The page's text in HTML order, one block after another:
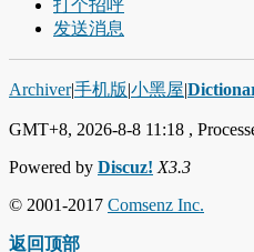
打个招呼
发送消息
Archiver|手机版|小黑屋|
GMT+8, 2026-8-8 11:18 ,
Powered by Discuz! X3.3
© 2001-2017 Comsenz Inc.
返回顶部